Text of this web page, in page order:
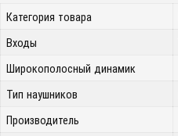
Категория товара
Входы
Широкополосный динамик
Тип наушников
Производитель